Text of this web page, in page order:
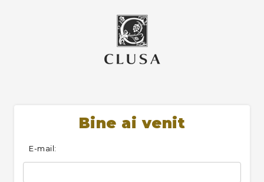
Bine ai venit
E-mail: